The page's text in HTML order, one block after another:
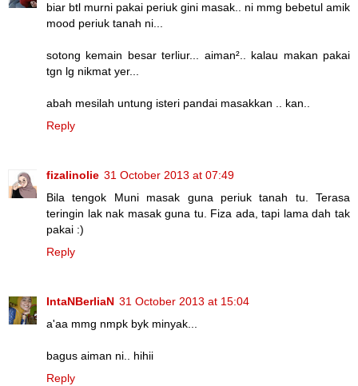
biar btl murni pakai periuk gini masak.. ni mmg bebetul amik
mood periuk tanah ni...
sotong kemain besar terliur... aiman².. kalau makan pakai
tgn lg nikmat yer...
abah mesilah untung isteri pandai masakkan .. kan..
Reply
fizalinolie 31 October 2013 at 07:49
Bila tengok Muni masak guna periuk tanah tu. Terasa
teringin lak nak masak guna tu. Fiza ada, tapi lama dah tak
pakai :)
Reply
IntaNBerliaN 31 October 2013 at 15:04
a'aa mmg nmpk byk minyak...
bagus aiman ni.. hihii
Reply